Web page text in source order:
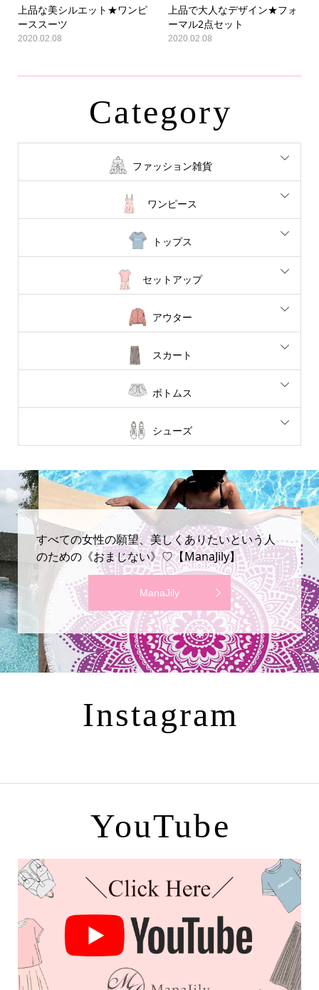
上品な美シルエット★ワンピ
ーススーツ
2020.02.08
上品で大人なデザイン★フォ
ーマル2点セット
2020.02.08
Category
ファッション雑貨
ワンピース
トップス
セットアップ
アウター
スカート
ボトムス
シューズ
すべての女性の願望、美しくありたいという人
のための《おまじない》♡【ManaJily】
ManaJily
Instagram
YouTube